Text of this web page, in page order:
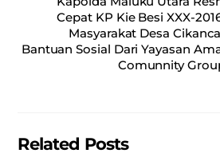
e
b
l s
A
p
e
Cepat KP Kie Besi XXX-
Masyarakat Desa
Bantuan Sosial Dari Yayasan
Comunnity
Related Posts